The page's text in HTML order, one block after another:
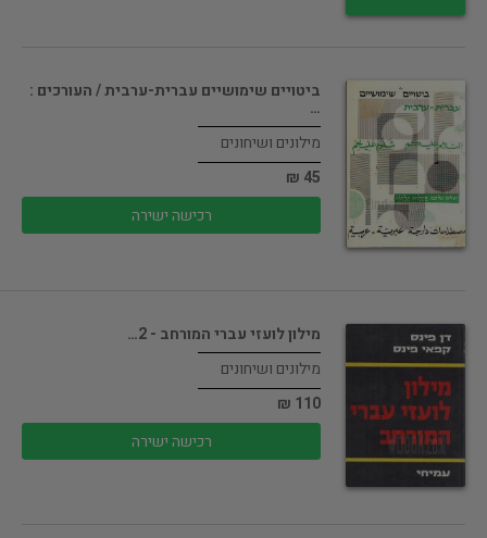
ביטויים שימושיים עברית-ערבית / העורכים :
…
מילונים ושיחונים
45 ₪
רכישה ישירה
מילון לועזי עברי המורחב - 2…
מילונים ושיחונים
110 ₪
רכישה ישירה